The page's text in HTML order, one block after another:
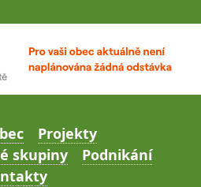
Projekty
skupiny
Podnikání